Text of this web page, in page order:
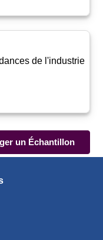
de l'industrie
un Échantillon